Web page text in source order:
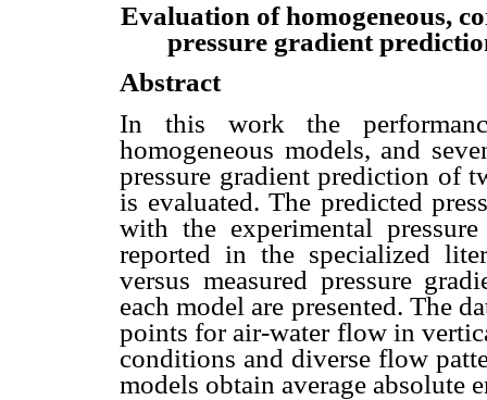
Evaluation of homogeneous,
pressure gradient
Abstract
In this work the
homogeneous models, and
pressure gradient prediction of
is evaluated. The predicted
with the experimental
reported in the specialized
versus measured pressure
each model are presented. The
points for air-water flow in
conditions and diverse flow
models obtain average absolute